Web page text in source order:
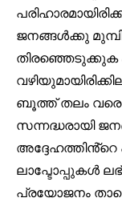
ജനങ്ങൾക്കു
തിരഞ്ഞെടുക്കുക
ബൂത്ത് തലം
സന്നദ്ധരായി
ലാപ്ടോപ്പുകൾ
പ്രയോജനം